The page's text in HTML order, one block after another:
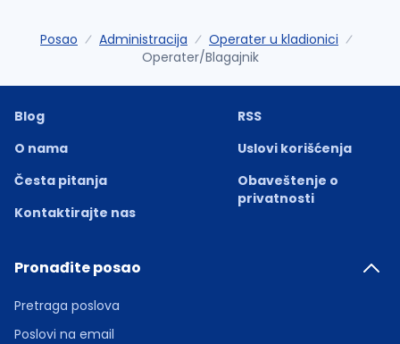
Posao Administracija
Operater u kladionici
Operater/Blagajnik
Blog
O nama
Česta pitanja
Kontaktirajte nas
RSS
Uslovi korišćenja
Obaveštenje o
privatnosti
Pronađite posao
Pretraga poslova
Poslovi na email